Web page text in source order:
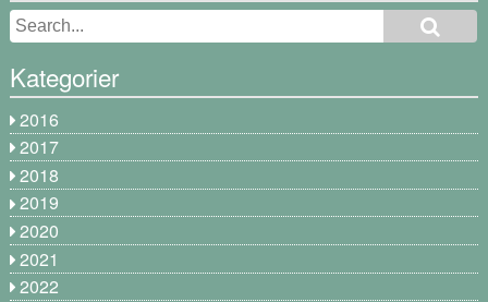
Kategorier
2016
2017
2018
2019
2020
2021
2022